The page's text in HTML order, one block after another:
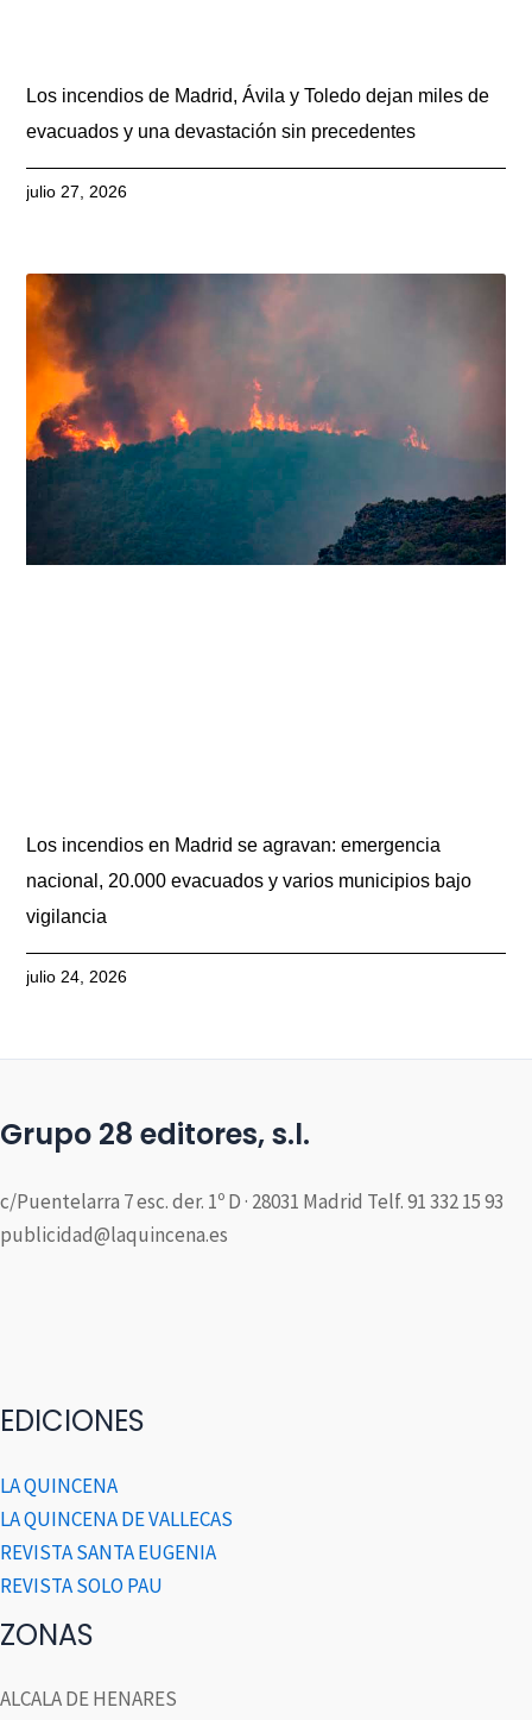
Los incendios de Madrid, Ávila y Toledo dejan miles de
evacuados y una devastación sin precedentes
julio 27, 2026
Los incendios en Madrid se agravan: emergencia
nacional, 20.000 evacuados y varios municipios bajo
vigilancia
julio 24, 2026
Grupo 28 editores, s.l.
c/Puentelarra 7 esc. der. 1º D · 28031 Madrid Telf. 91 332 15 93
publicidad@laquincena.es
EDICIONES
LA QUINCENA
LA QUINCENA DE VALLECAS
REVISTA SANTA EUGENIA
REVISTA SOLO PAU
ZONAS
ALCALA DE HENARES